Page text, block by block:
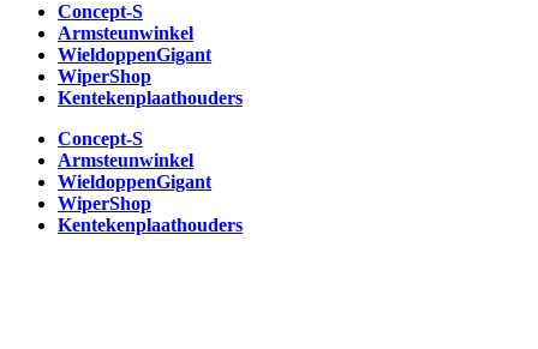
Concept-S
Armsteunwinkel
WieldoppenGigant
WiperShop
Kentekenplaathouders
Concept-S
Armsteunwinkel
WieldoppenGigant
WiperShop
Kentekenplaathouders